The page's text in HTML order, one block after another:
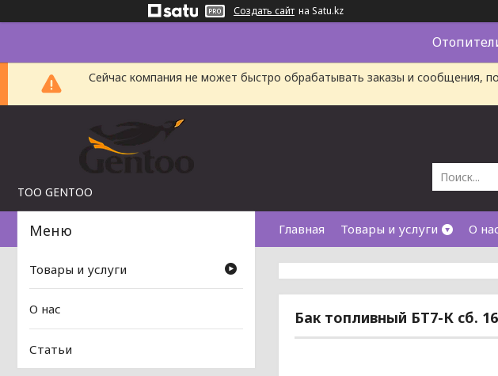
Создать сайт на Satu.kz
Сейчас компания не может быстро обрабатывать заказы и сообщения,
TOO GENTOO
Главная Товары и услуги О
Бак топливный БТ7-К сб.
Товары и услуги
О нас
Статьи